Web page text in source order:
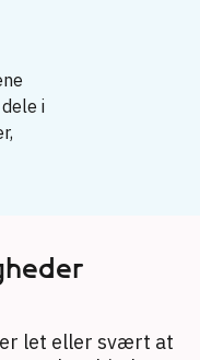
i
let eller svært at